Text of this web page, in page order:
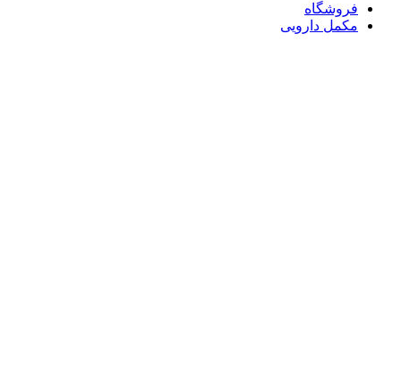
فروشگاه
مکمل دارویی